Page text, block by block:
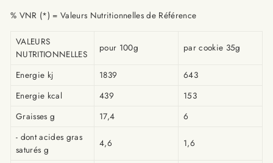
% VNR (*) = Valeurs Nutritionnelles de Référence
VALEURS
NUTRITIONNELLES
pour 100g par cookie 35g
Energie kj 1839
643
Energie kcal
439
153
Graisses g
17,4
6
- dont acides gras
saturés g
4,6 1,6